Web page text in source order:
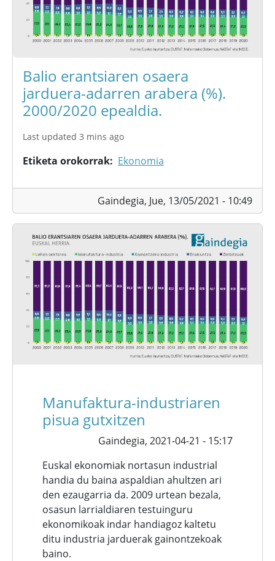
Balio erantsiaren osaera
jarduera-adarren arabera (%).
2000/2020 epealdia.
Last updated 3 mins ago
Etiketa orokorrak Ekonomia
Gaindegia, Jue, 13/05/2021 - 10:49
Manufaktura-industriaren
pisua gutxitzen
Gaindegia, 2021-04-21 - 15:17
Euskal ekonomiak nortasun industrial
handia du baina aspaldian ahultzen ari
den ezaugarria da. 2009 urtean bezala,
osasun larrialdiaren testuinguru
ekonomikoak indar handiagoz kaltetu
ditu industria jarduerak gainontzekoak
baino.